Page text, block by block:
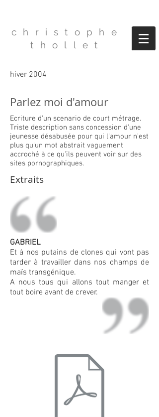
christophe
thollet
Ecriture d'un scenario de court métrage.
Triste description sans concession d'une
jeunesse désabusée pour qui l'amour n'est
plus qu'un mot abstrait vaguement
accroché à ce qu'ils peuvent voir sur des
sites pornographiques.
Parlez moi d'amour
hiver 2004
GABRIEL
Et à nos putains de clones qui vont pas
tarder à travailler dans nos champs de
maïs transgénique.
A nous tous qui allons tout manger et
tout boire avant de crever.
Extraits